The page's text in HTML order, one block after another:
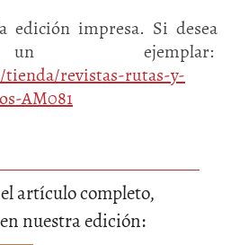
edición impresa. Si desea
ejemplar:
revistas-rutas-y-
AM081
el artículo completo,
nuestra edición: